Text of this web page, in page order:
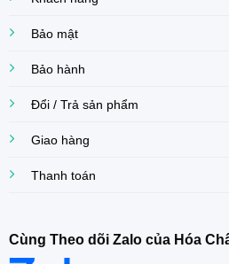
Bảo mật
Bảo hành
Đổi / Trả sản phẩm
Giao hàng
Thanh toán
Cùng Theo dõi Zalo của Hóa